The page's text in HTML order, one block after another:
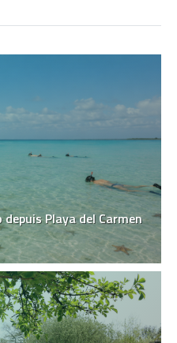
depuis Playa del Carmen